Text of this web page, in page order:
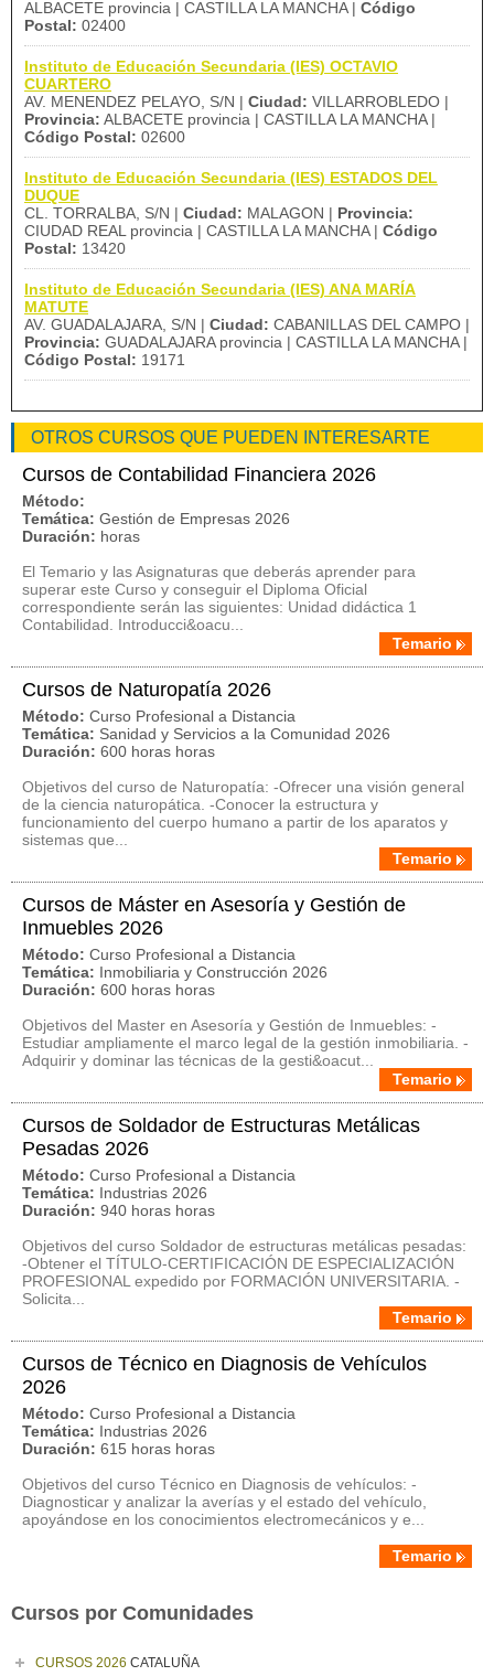
ALBACETE provincia | CASTILLA LA MANCHA | Código
Postal: 02400
Instituto de Educación Secundaria (IES) OCTAVIO
CUARTERO
AV. MENENDEZ PELAYO, S/N | Ciudad: VILLARROBLEDO |
Provincia: ALBACETE provincia | CASTILLA LA MANCHA |
Código Postal: 02600
Instituto de Educación Secundaria (IES) ESTADOS DEL
DUQUE
CL. TORRALBA, S/N | Ciudad: MALAGON | Provincia:
CIUDAD REAL provincia | CASTILLA LA MANCHA | Código
Postal: 13420
Instituto de Educación Secundaria (IES) ANA MARÍA
MATUTE
AV. GUADALAJARA, S/N | Ciudad: CABANILLAS DEL CAMPO |
Provincia: GUADALAJARA provincia | CASTILLA LA MANCHA |
Código Postal: 19171
OTROS CURSOS QUE PUEDEN INTERESARTE
Cursos de Contabilidad Financiera 2026
Método:
Temática: Gestión de Empresas 2026
Duración: horas
El Temario y las Asignaturas que deberás aprender para
superar este Curso y conseguir el Diploma Oficial
correspondiente serán las siguientes: Unidad didáctica 1
Contabilidad. Introducci&oacu...
Temario
Cursos de Naturopatía 2026
Método: Curso Profesional a Distancia
Temática: Sanidad y Servicios a la Comunidad 2026
Duración: 600 horas horas
Objetivos del curso de Naturopatía: -Ofrecer una visión general
de la ciencia naturopática. -Conocer la estructura y
funcionamiento del cuerpo humano a partir de los aparatos y
sistemas que...
Temario
Cursos de Máster en Asesoría y Gestión de
Inmuebles 2026
Método: Curso Profesional a Distancia
Temática: Inmobiliaria y Construcción 2026
Duración: 600 horas horas
Objetivos del Master en Asesoría y Gestión de Inmuebles: -
Estudiar ampliamente el marco legal de la gestión inmobiliaria. -
Adquirir y dominar las técnicas de la gesti&oacut...
Temario
Cursos de Soldador de Estructuras Metálicas
Pesadas 2026
Método: Curso Profesional a Distancia
Temática: Industrias 2026
Duración: 940 horas horas
Objetivos del curso Soldador de estructuras metálicas pesadas:
-Obtener el TÍTULO-CERTIFICACIÓN DE ESPECIALIZACIÓN
PROFESIONAL expedido por FORMACIÓN UNIVERSITARIA. -
Solicita...
Temario
Cursos de Técnico en Diagnosis de Vehículos
2026
Método: Curso Profesional a Distancia
Temática: Industrias 2026
Duración: 615 horas horas
Objetivos del curso Técnico en Diagnosis de vehículos: -
Diagnosticar y analizar la averías y el estado del vehículo,
apoyándose en los conocimientos electromecánicos y e...
Temario
Cursos por Comunidades
CURSOS 2026 CATALUÑA